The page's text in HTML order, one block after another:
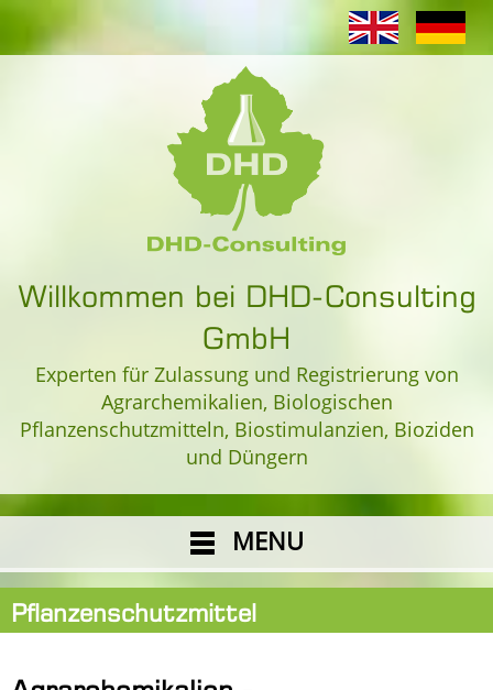
Willkommen bei DHD-Consulting
GmbH
Experten für Zulassung und Registrierung von
Agrarchemikalien, Biologischen
Pflanzenschutzmitteln, Biostimulanzien, Bioziden
und Düngern
MENU
Pflanzenschutzmittel
Agrarchemikalien -